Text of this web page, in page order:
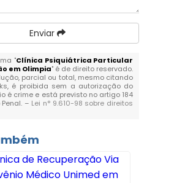
Enviar
"Clínica Psiquiátrica Particular
em Olimpia" é de direito reservado.
parcial ou total, mesmo citando
é proibida sem a autorização do
é crime e está previsto no artigo 184
– Lei n° 9.610-98 sobre direitos